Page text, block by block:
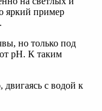
яркий пример
но только под
рН. К таким
с водой к